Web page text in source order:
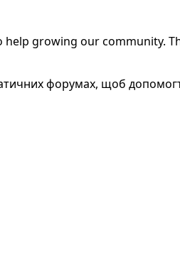
growing our community.
форумах, щоб